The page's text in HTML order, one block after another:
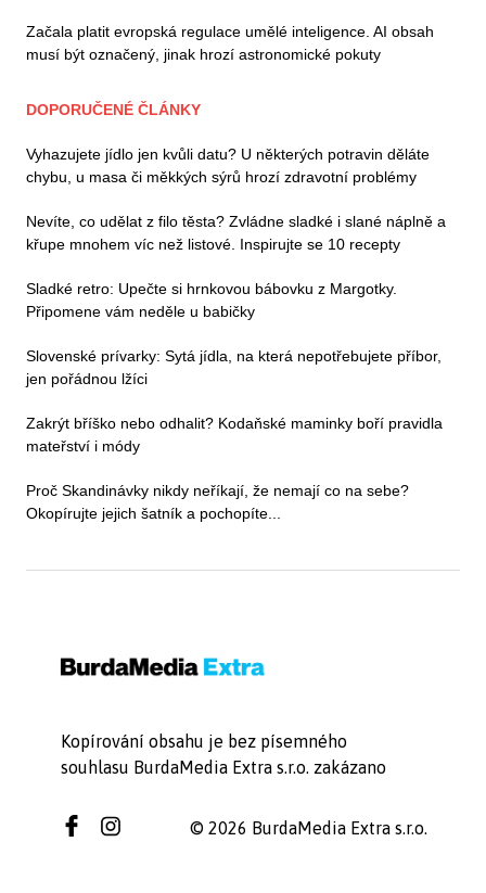
Začala platit evropská regulace umělé inteligence. AI obsah
musí být označený, jinak hrozí astronomické pokuty
DOPORUČENÉ ČLÁNKY
Vyhazujete jídlo jen kvůli datu? U některých potravin děláte
chybu, u masa či měkkých sýrů hrozí zdravotní problémy
Nevíte, co udělat z filo těsta? Zvládne sladké i slané náplně a
křupe mnohem víc než listové. Inspirujte se 10 recepty
Sladké retro: Upečte si hrnkovou bábovku z Margotky.
Připomene vám neděle u babičky
Slovenské prívarky: Sytá jídla, na která nepotřebujete příbor,
jen pořádnou lžíci
Zakrýt bříško nebo odhalit? Kodaňské maminky boří pravidla
mateřství i módy
Proč Skandinávky nikdy neříkají, že nemají co na sebe?
Okopírujte jejich šatník a pochopíte...
Kopírování obsahu je bez písemného
souhlasu BurdaMedia Extra s.r.o. zakázano
© 2026 BurdaMedia Extra s.r.o.